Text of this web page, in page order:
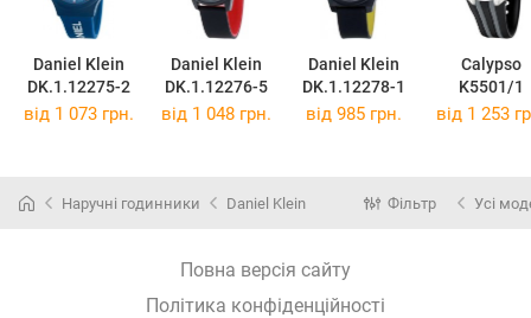
Daniel Klein
DK.1.12275-2
Daniel Klein
DK.1.12276-5
Daniel Klein
DK.1.12278-1
Calypso
K5501/1
від 1 073 грн. від 1 048 грн. від 985 грн. від 1 253
Наручні годинники Daniel Klein Фільтр Усі
Повна версія сайту
Політика конфіденційності